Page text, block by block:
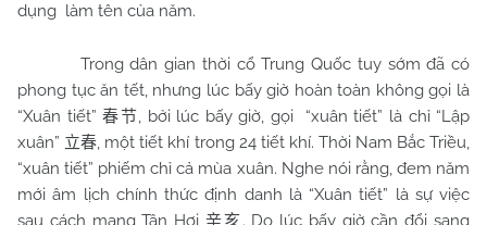
dụng làm tên của năm.
Trong dân gian thời cổ Trung Quốc tuy sớm đã có
phong tục ăn tết, nhưng lúc bấy giờ hoàn toàn không gọi là
“Xuân tiết”春节, bởi lúc bấy giờ, gọi
“xuân tiết” là chỉ “Lập
xuân” 立春, một tiết khí trong 24 tiết khí. Thời Nam Bắc Triều,
“xuân tiết” phiếm chỉ cả mùa xuân. Nghe nói rằng, đem năm
mới âm lịch chính thức định danh là “Xuân tiết” là sự việc
sau cách mạng Tân Hợi 辛亥. Do lúc bấy giờ cần đổi sang